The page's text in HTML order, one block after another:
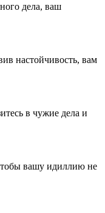
дела, ваш
настойчивость, вам
в чужие дела и
вашу идиллию не